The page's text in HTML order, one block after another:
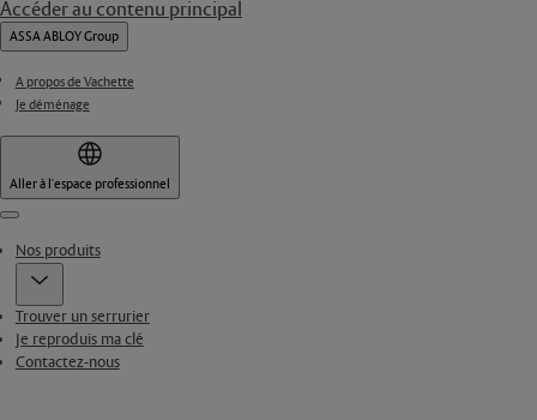
Accéder au contenu principal
ASSA ABLOY Group
A propos de Vachette
Je déménage
Aller à l'espace professionnel
Menu
Nos produits
Trouver un serrurier
Je reproduis ma clé
Contactez-nous